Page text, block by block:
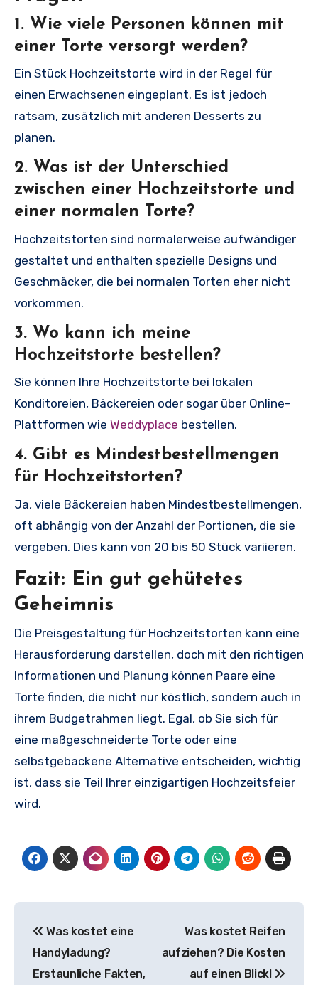
1. Wie viele Personen können mit
einer Torte versorgt werden?
Ein Stück Hochzeitstorte wird in der Regel für
einen Erwachsenen eingeplant. Es ist jedoch
ratsam, zusätzlich mit anderen Desserts zu
planen.
2. Was ist der Unterschied
zwischen einer Hochzeitstorte und
einer normalen Torte?
Hochzeitstorten sind normalerweise aufwändiger
gestaltet und enthalten spezielle Designs und
Geschmäcker, die bei normalen Torten eher nicht
vorkommen.
3. Wo kann ich meine
Hochzeitstorte bestellen?
Sie können Ihre Hochzeitstorte bei lokalen
Konditoreien, Bäckereien oder sogar über Online-
Plattformen wie Weddyplace bestellen.
4. Gibt es Mindestbestellmengen
für Hochzeitstorten?
Ja, viele Bäckereien haben Mindestbestellmengen,
oft abhängig von der Anzahl der Portionen, die sie
vergeben. Dies kann von 20 bis 50 Stück variieren.
Fazit: Ein gut gehütetes
Geheimnis
Die Preisgestaltung für Hochzeitstorten kann eine
Herausforderung darstellen, doch mit den richtigen
Informationen und Planung können Paare eine
Torte finden, die nicht nur köstlich, sondern auch in
ihrem Budgetrahmen liegt. Egal, ob Sie sich für
eine maßgeschneiderte Torte oder eine
selbstgebackene Alternative entscheiden, wichtig
ist, dass sie Teil Ihrer einzigartigen Hochzeitsfeier
wird.
Was kostet eine
Handyladung?
Erstaunliche Fakten,
Was kostet Reifen
aufziehen? Die Kosten
auf einen Blick!